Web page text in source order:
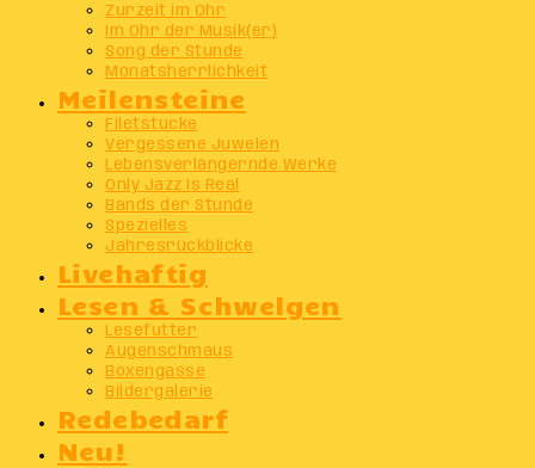
Zurzeit im Ohr
Im Ohr der Musik(er)
Song der Stunde
Monatsherrlichkeit
Meilensteine
Filetstücke
Vergessene Juwelen
Lebensverlängernde Werke
Only Jazz Is Real
Bands der Stunde
Spezielles
Jahresrückblicke
Livehaftig
Lesen & Schwelgen
Lesefutter
Augenschmaus
Boxengasse
Bildergalerie
Redebedarf
Neu!